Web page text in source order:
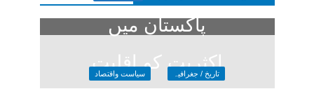
پاکستان میں
اکثریت کو اقلیت
تاریخ / جغرافیہ سیاست واقتصاد